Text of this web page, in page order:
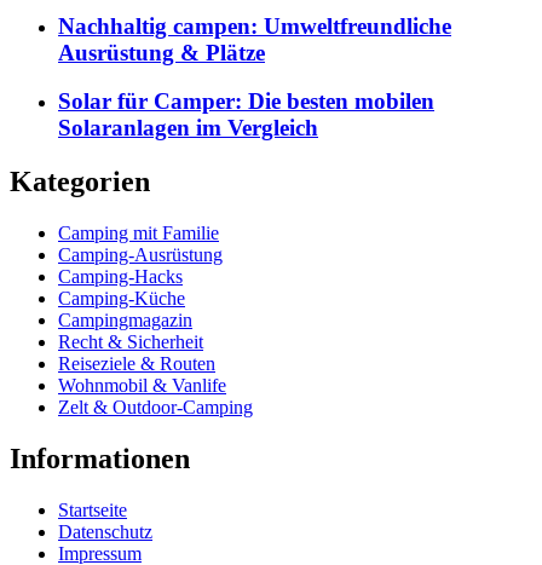
Nachhaltig campen: Umweltfreundliche
Ausrüstung & Plätze
Solar für Camper: Die besten mobilen
Solaranlagen im Vergleich
Kategorien
Camping mit Familie
Camping-Ausrüstung
Camping-Hacks
Camping-Küche
Campingmagazin
Recht & Sicherheit
Reiseziele & Routen
Wohnmobil & Vanlife
Zelt & Outdoor-Camping
Informationen
Startseite
Datenschutz
Impressum